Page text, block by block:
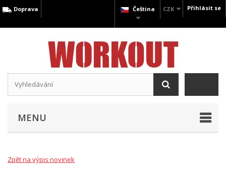
Přihlásit se
CZK
Čeština
Doprava
MENU
Zpět na výpis novinek